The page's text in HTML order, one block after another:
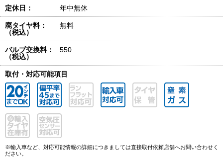
定休日： 年中無休
廃タイヤ料：
（税込）
無料
バルブ交換料：
（税込）
550
取付・対応可能項目
※輸入車など、対応可能情報の詳細につきましては直接取付依頼店舗へお問い合わせく
ださい。